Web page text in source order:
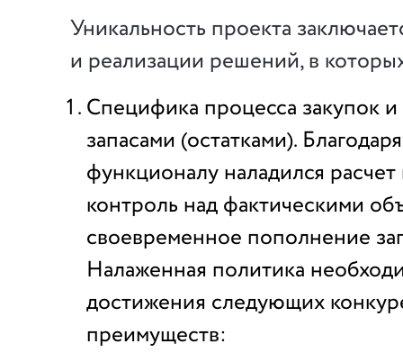
Уникальность проекта
и реализации решений, в
Специфика процесса закупок
запасами (остатками).
функционалу наладился расчет
контроль над фактическими
своевременное пополнение
Налаженная политика
достижения следующих
преимуществ: